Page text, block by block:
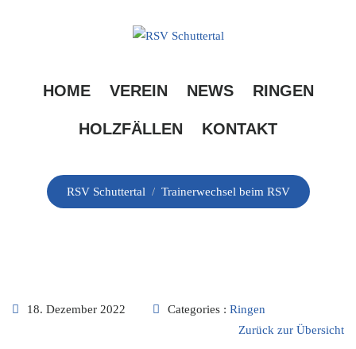
HOME VEREIN NEWS RINGEN
HOLZFÄLLEN KONTAKT
RSV
RSV Schuttertal / Trainerwechsel beim RSV
18. Dezember 2022 Categories : Ringen
Zurück zur Übersicht